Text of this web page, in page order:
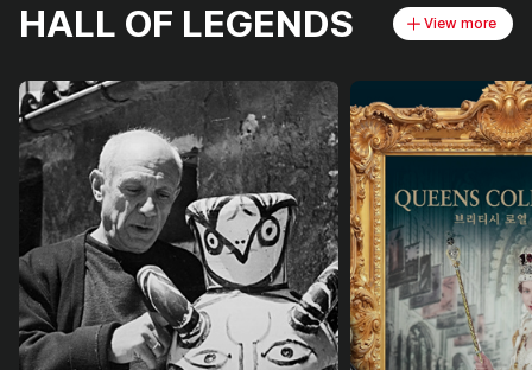
HALL OF LEGENDS View more